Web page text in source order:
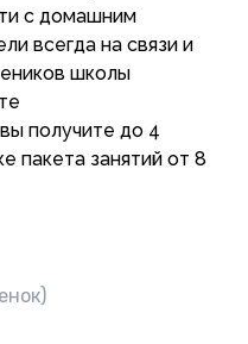
с домашним
всегда на связи и
школы
получите до 4
пакета занятий от 8